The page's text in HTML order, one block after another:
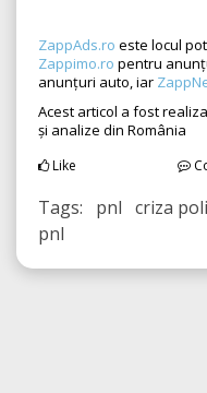
ZappAds.ro este locul
Zappimo.ro pentru
anunțuri auto, iar
Acest articol a fost
și analize din România
Like
Tags: pnl criza
pnl